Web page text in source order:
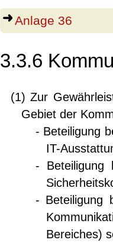
Anlage 36
3.3.6
(1) Zur
Gebiet der
- Beteiligung
IT-
- Beteiligung
- Beteiligung
Bereiches)